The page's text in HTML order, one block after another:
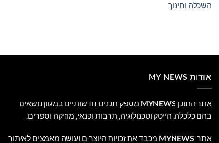
השכלה וחינוך
אודות MY NEWS
אתר התוכן MYNEWS מספק תכנים חדשותיים במגוון נושאים
בהם כלכלה, הייטק וטכנולוגיה, תרבות ופנאי, מוזיקה וספרים.
אתר MYNEWS מכבד את זכויות היוצרים ועושה מאמצים לאיתור